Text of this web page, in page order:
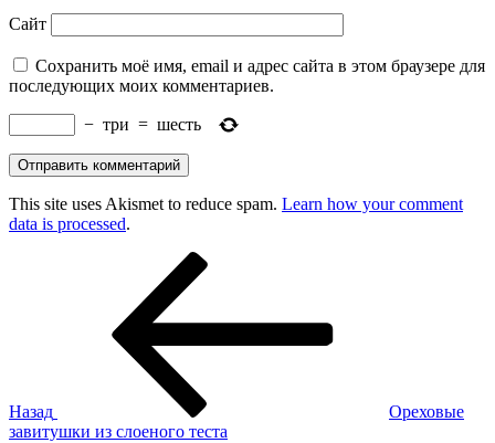
Сайт
Сохранить моё имя, email и адрес сайта в этом браузере для
последующих моих комментариев.
− три = шесть
This site uses Akismet to reduce spam. Learn how your comment
data is processed.
Назад
Ореховые
завитушки из слоеного теста